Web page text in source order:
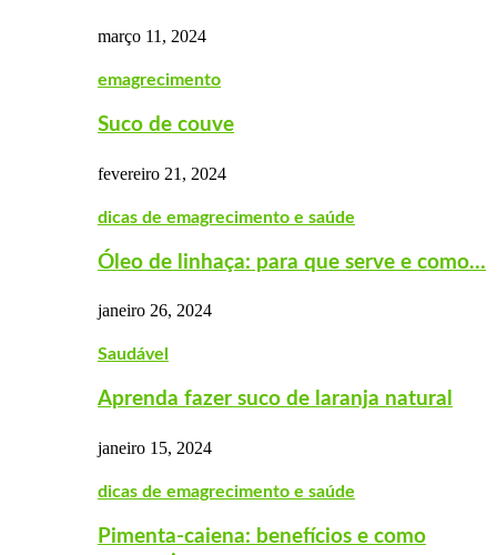
março 11, 2024
emagrecimento
Suco de couve
fevereiro 21, 2024
dicas de emagrecimento e saúde
Óleo de linhaça: para que serve e como…
janeiro 26, 2024
Saudável
Aprenda fazer suco de laranja natural
janeiro 15, 2024
dicas de emagrecimento e saúde
Pimenta-caiena: benefícios e como